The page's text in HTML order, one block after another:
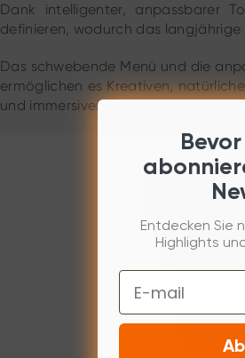
Dank intelligenter, anpassbarer
definieren, wodurch das
Das schwebende Menü und die
ermöglichen es Kreativen,
und immersiver Kreativität.
Entdecken Sie
Highlights
Email